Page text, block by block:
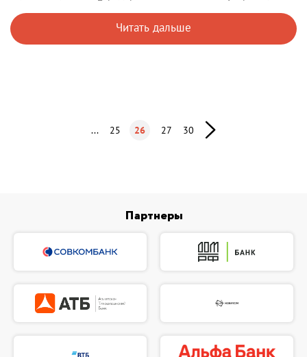
Читать дальше
... 25 26 27 30
Партнеры